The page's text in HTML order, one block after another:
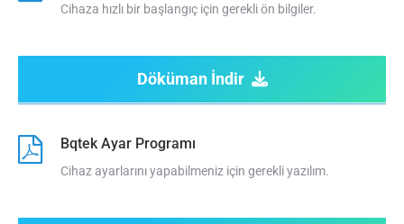
Cihaza hızlı bir başlangıç için gerekli ön bilgiler.
Döküman İndir
Bqtek Ayar Programı
Cihaz ayarlarını yapabilmeniz için gerekli yazılım.